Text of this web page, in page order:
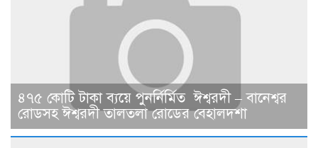
৪৭৫ কোটি টাকা ব্যয়ে পুনর্নির্মিত ঈশ্বরদী – বানেশ্বর
রোডসহ ঈশ্বরদী তালতলা রোডের বেহালদশা